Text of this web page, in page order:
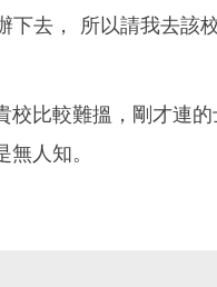
下去， 所以請我去該
校比較難搵，剛才連
人知。